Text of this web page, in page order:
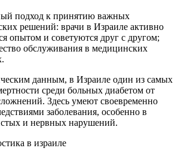
подход к принятию важных
решений: врачи в Израиле активно
опытом и советуются друг с другом;
обслуживания в медицинских
данным, в Израиле один из самых
среди больных диабетом от
Здесь умеют своевременно
заболевания, особенно в
и нервных нарушений.